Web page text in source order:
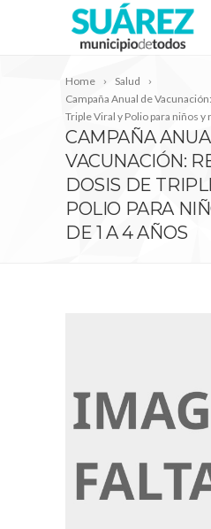
Home
Salud
Campaña Anual de
Triple Viral y Polio para niños y
CAMPAÑA
VACUNACIÓN:
DOSIS DE
POLIO PARA
DE 1 A 4 AÑOS